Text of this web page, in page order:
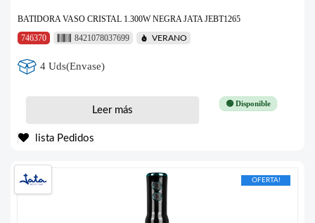
BATIDORA VASO CRISTAL 1.300W NEGRA JATA JEBT1265
746370
8421078037699 VERANO
4 Uds(Envase)
🟢 Disponible
Leer más
lista Pedidos
OFERTA!